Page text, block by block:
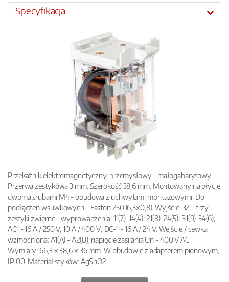
Specyfikacja
Przekaźnik elektromagnetyczny, przemysłowy - małogabarytowy.
Przerwa zestykówa 3 mm. Szerokość 38,6 mm. Montowany na płycie
dwoma śrubami M4 - obudowa z uchwytami montażowymi. Do
podłączeń wsuwkowych - Faston 250 (6,3x0,8). Wyjście: 3Z - trzy
zestyki zwierne - wyprowadzenia: 11(7)-14(4); 21(8)-24(5); 31(9)-34(6);
AC1 - 16 A / 250 V, 10 A / 400 V; DC-1 - 16 A / 24 V. Wejście / cewka
wzmocniona: A1(A) - A2(B), napięcie zasilania Un - 400 V AC.
Wymiary: 66,3 x 38,6 x 36 mm. W obudowie z adapterem pionowym,
IP 00. Materiał styków: AgSnO2.